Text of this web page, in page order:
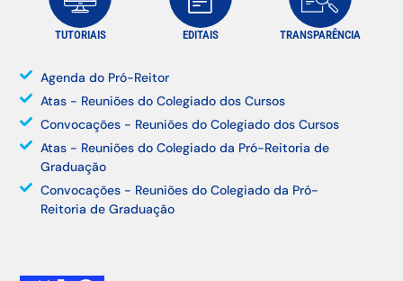
TUTORIAIS EDITAIS TRANSPARÊNCIA
Agenda do Pró-Reitor
Atas - Reuniões do Colegiado dos Cursos
Convocações - Reuniões do Colegiado dos Cursos
Atas - Reuniões do Colegiado da Pró-Reitoria de
Graduação
Convocações - Reuniões do Colegiado da Pró-
Reitoria de Graduação